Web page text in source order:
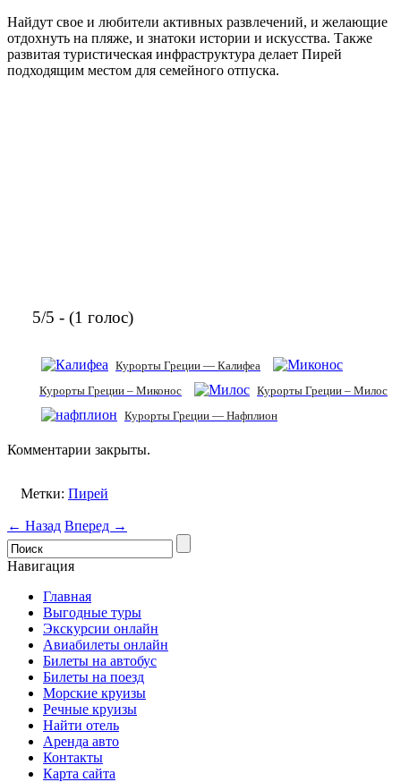
Найдут свое и любители активных развлечений, и желающие
отдохнуть на пляже, и знатоки истории и искусства. Также
развитая туристическая инфраструктура делает Пирей
подходящим местом для семейного отпуска.
5/5 - (1 голос)
Курорты Греции — Калифеа
Курорты Греции – Миконос
Курорты Греции – Милос
Курорты Греции — Нафплион
Комментарии закрыты.
Метки: Пирей
← Назад Вперед →
Навигация
Главная
Выгодные туры
Экскурсии онлайн
Авиабилеты онлайн
Билеты на автобус
Билеты на поезд
Морские круизы
Речные круизы
Найти отель
Аренда авто
Контакты
Карта сайта